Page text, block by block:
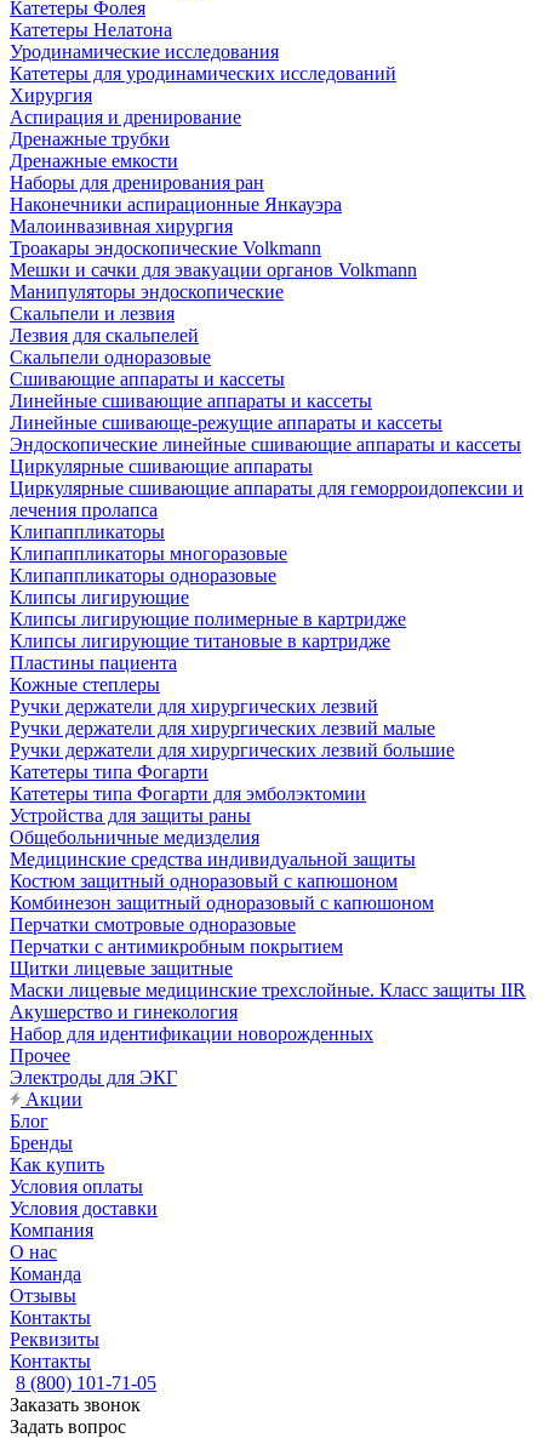
Катетеры Фолея
Катетеры Нелатона
Уродинамические исследования
Катетеры для уродинамических исследований
Хирургия
Аспирация и дренирование
Дренажные трубки
Дренажные емкости
Наборы для дренирования ран
Наконечники аспирационные Янкауэра
Малоинвазивная хирургия
Троакары эндоскопические Volkmann
Мешки и сачки для эвакуации органов Volkmann
Манипуляторы эндоскопические
Скальпели и лезвия
Лезвия для скальпелей
Скальпели одноразовые
Сшивающие аппараты и кассеты
Линейные сшивающие аппараты и кассеты
Линейные сшивающе-режущие аппараты и кассеты
Эндоскопические линейные сшивающие аппараты и кассеты
Циркулярные сшивающие аппараты
Циркулярные сшивающие аппараты для геморроидопексии и
лечения пролапса
Клипаппликаторы
Клипаппликаторы многоразовые
Клипаппликаторы одноразовые
Клипсы лигирующие
Клипсы лигирующие полимерные в картридже
Клипсы лигирующие титановые в картридже
Пластины пациента
Кожные степлеры
Ручки держатели для хирургических лезвий
Ручки держатели для хирургических лезвий малые
Ручки держатели для хирургических лезвий большие
Катетеры типа Фогарти
Катетеры типа Фогарти для эмболэктомии
Устройства для защиты раны
Общебольничные медизделия
Медицинские средства индивидуальной защиты
Костюм защитный одноразовый с капюшоном
Комбинезон защитный одноразовый с капюшоном
Перчатки смотровые одноразовые
Перчатки с антимикробным покрытием
Щитки лицевые защитные
Маски лицевые медицинские трехслойные. Класс защиты IIR
Акушерство и гинекология
Набор для идентификации новорожденных
Прочее
Электроды для ЭКГ
Акции
Блог
Бренды
Как купить
Условия оплаты
Условия доставки
Компания
О нас
Команда
Отзывы
Контакты
Реквизиты
Контакты
8 (800) 101-71-05
Заказать звонок
Задать вопрос